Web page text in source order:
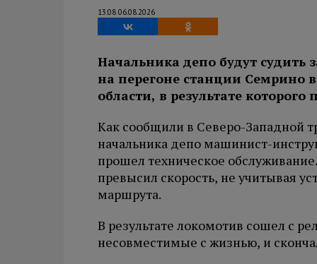
13:08 06.08.2026
Начальника депо будут судить
на перегоне станции Семрино
области, в результате
Как сообщили в Северо-Западной
начальника депо машинист-
прошел техническое
превысил скорость, не учитывая
маршрута.
В результате локомотив сошел с
несовместимые с жизнью, и